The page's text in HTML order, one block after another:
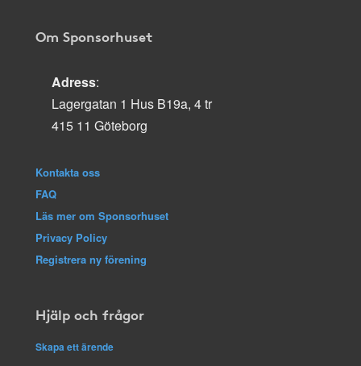
Om Sponsorhuset
Adress:
Lagergatan 1 Hus B19a, 4 tr
415 11 Göteborg
Kontakta oss
FAQ
Läs mer om Sponsorhuset
Privacy Policy
Registrera ny förening
Hjälp och frågor
Skapa ett ärende